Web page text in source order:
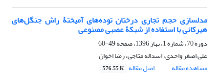
مدلسازی حجم تجاری درختان توده‌های آمیختۀ راش جنگل‌های
هیرکانی با استفاده از شبکۀ عصبی مصنوعی
دوره 70، شماره 1، بهار 1396، صفحه
49-60
علی اصغر واحدی، اسداله متاجی، رضا اخوان
مشاهده مقاله
اصل مقاله 576.55 K